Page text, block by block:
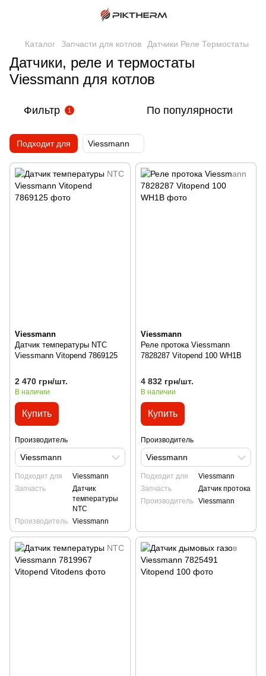
Каталог Запчасти для котлов Датчики Реле Термостаты
Датчики, реле и термостаты
Viessmann для котлов
Фильтр 1 По популярности
Подходит для Viessmann
Viessmann
Датчик температуры NTC
Viessmann Vitopend 7869125
2 470 грн/шт.
В наличии
Купить
Производитель
Viessmann
Подходит для
Viessmann
Запчасть
Датчик
температуры
NTC
Производитель Viessmann
Viessmann
Реле протока Viessmann
7828287 Vitopend 100 WH1B
4 832 грн/шт.
В наличии
Купить
Производитель
Viessmann
Подходит для
Viessmann
Запчасть
Датчик протока
Производитель Viessmann